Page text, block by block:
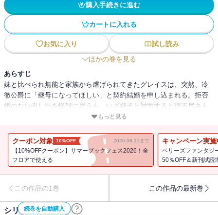
購入手続きに進む
カートに入れる
お気に入り
試し読み
ほかの巻を見る
あらすじ
妹と比べられ無能と家族から虐げられてきたグレイスは、突然、冷
徹公爵に「継母になってほしい」と契約結婚を申し込まれる。拒否
権のない申し出を怪訝に思うも、いざ継子と対面すると理不尽さも
忘れるくらいの可愛さで母性が大爆発！ 両親を亡くして心を閉ざ
前世を持つグレイスにとっては問題なし！ 得意の料理と保育士知
識をフル活用して胃袋も心も鷲掴み!? 次第にグレイスの活躍が街中
に知れ渡り引っ張りだこに・・・さらには冷徹旦那様まで態度が急
もっと見る
クーポン対象 10%OFF 2026.08.11まで
【10%OFFクーポン】サマーブックフェス2026！全
フロアで使える
キャンペーン実施
ベリーズファンタジ
50％OFF＆新刊試読
この作品の1巻 この作品の最新巻
続巻を自動購入
シリーズ作品(2件)